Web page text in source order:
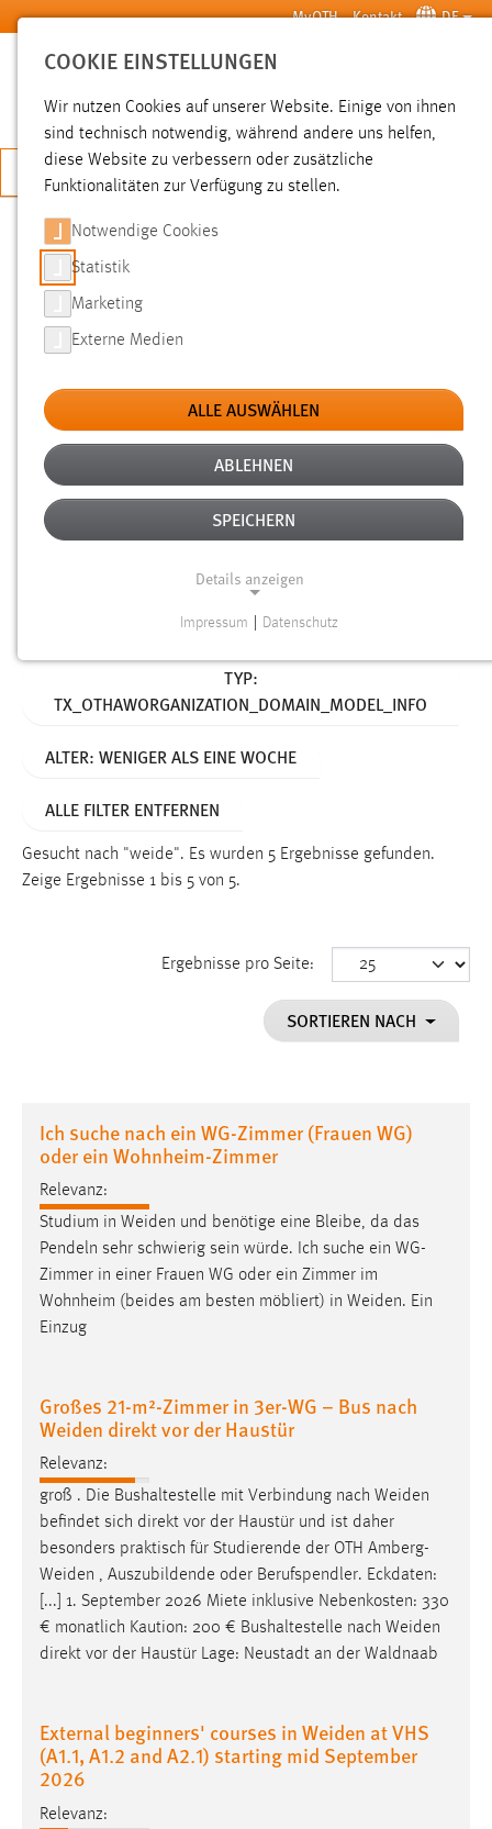
Zum Hauptinhalt springen MyOTH Kontakt DE
SUCHE
JETZT BEWERBEN
SUCHE
FILTER
Typ
Erstellungsdatum
Alter
TYP:
TX_OTHAWORGANIZATION_DOMAIN_MODEL_INFO
ALTER: WENIGER ALS EINE WOCHE
ALLE FILTER ENTFERNEN
Gesucht nach "weide". Es wurden 5 Ergebnisse gefunden.
Zeige Ergebnisse 1 bis 5 von 5.
Ergebnisse pro Seite:
SORTIEREN NACH
Ich suche nach ein WG-Zimmer (Frauen WG)
oder ein Wohnheim-Zimmer
Relevanz:
Studium in Weiden und benötige eine Bleibe, da das
Pendeln sehr schwierig sein würde. Ich suche ein WG-
Zimmer in einer Frauen WG oder ein Zimmer im
Wohnheim (beides am besten möbliert) in Weiden. Ein
Einzug
Großes 21-m²-Zimmer in 3er-WG – Bus nach
Weiden direkt vor der Haustür
Relevanz:
groß . Die Bushaltestelle mit Verbindung nach Weiden
befindet sich direkt vor der Haustür und ist daher
besonders praktisch für Studierende der OTH Amberg-
Weiden , Auszubildende oder Berufspendler. Eckdaten:
[...] 1. September 2026 Miete inklusive Nebenkosten: 330
€ monatlich Kaution: 200 € Bushaltestelle nach Weiden
direkt vor der Haustür Lage: Neustadt an der Waldnaab
External beginners' courses in Weiden at VHS
(A1.1, A1.2 and A2.1) starting mid September
2026
Relevanz:
COOKIE EINSTELLUNGEN
Wir nutzen Cookies auf unserer Website. Einige von ihnen
sind technisch notwendig, während andere uns helfen,
diese Website zu verbessern oder zusätzliche
Funktionalitäten zur Verfügung zu stellen.
Notwendige Cookies
Statistik
Marketing
Externe Medien
ALLE AUSWÄHLEN
ABLEHNEN
SPEICHERN
Details anzeigen
Notwendige Cookies ermöglichen grundlegende
Funktionen und sind für die einwandfreie Funktion der
cookie_consent
Zweck:
Cookie Laufzeit:
staticfilecache
Für performante Seitenauslieferung wird in diesem Cookie
gespeichert, ob man eingeloggt ist.
Sprachpräferenz
Name:
Zweck:
Das Cookie speichert die gewählte Sprache der Website.
Cookie Laufzeit:
30 Tage
Chat
Name:
Cookie Laufzeit:
MibewSessionID, mibew-chat-frame-style-
5e9dbeb1811c0446 = Sitzungslaufzeit, mibew_locale = 3
Jahre, MIBEW_UserID = 1 Jahr
Impressum Datenschutz